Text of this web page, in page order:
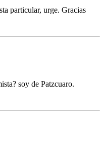
particular, urge. Gracias
soy de Patzcuaro.